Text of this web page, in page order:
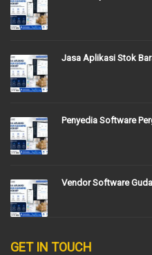
Jasa Aplikasi Stok
Penyedia Software
Vendor Software
GET IN TOUCH